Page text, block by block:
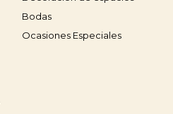
Bodas
Ocasiones Especiales